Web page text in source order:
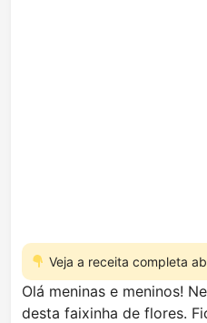
Veja a receita completa
Olá meninas e meninos!
desta faixinha de flores.